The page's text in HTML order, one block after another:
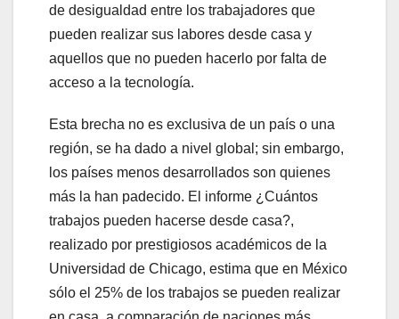
de desigualdad entre los trabajadores que
pueden realizar sus labores desde casa y
aquellos que no pueden hacerlo por falta de
acceso a la tecnología.
Esta brecha no es exclusiva de un país o una
región, se ha dado a nivel global; sin embargo,
los países menos desarrollados son quienes
más la han padecido. El informe ¿Cuántos
trabajos pueden hacerse desde casa?,
realizado por prestigiosos académicos de la
Universidad de Chicago, estima que en México
sólo el 25% de los trabajos se pueden realizar